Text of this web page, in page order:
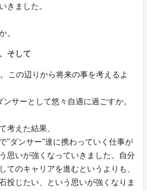
きました。
。
そして
この辺りから将来の事を考えるよ
サーとして悠々自適に過ごすか。
考えた結果、
"ダンサー"達に携わっていく仕事が
思いが強くなっていきました。自分
てのキャリアを進むというよりも、
投じたい、という思いが強くなりま